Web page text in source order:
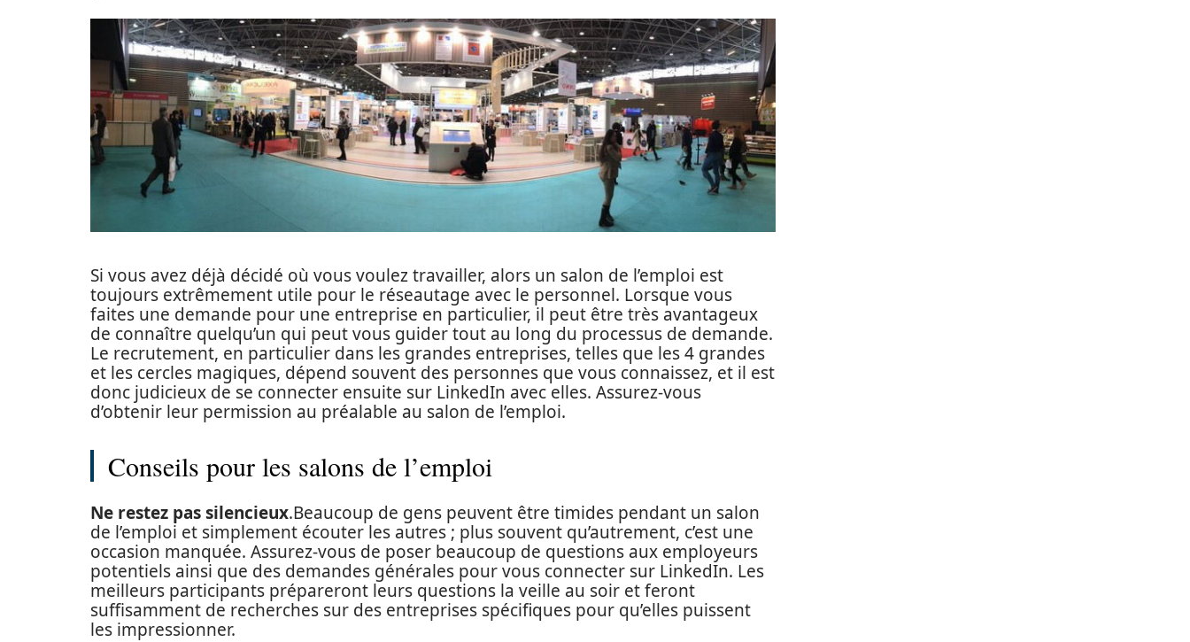
Si vous avez déjà décidé où vous voulez travailler, alors un salon de l’emploi est
toujours extrêmement utile pour le réseautage avec le personnel. Lorsque vous
faites une demande pour une entreprise en particulier, il peut être très avantageux
de connaître quelqu’un qui peut vous guider tout au long du processus de demande.
Le recrutement, en particulier dans les grandes entreprises, telles que les 4 grandes
et les cercles magiques, dépend souvent des personnes que vous connaissez, et il est
donc judicieux de se connecter ensuite sur LinkedIn avec elles. Assurez-vous
d’obtenir leur permission au préalable au salon de l’emploi.
Conseils pour les salons de l’emploi
Ne restez pas silencieux.Beaucoup de gens peuvent être timides pendant un salon
de l’emploi et simplement écouter les autres ; plus souvent qu’autrement, c’est une
occasion manquée. Assurez-vous de poser beaucoup de questions aux employeurs
potentiels ainsi que des demandes générales pour vous connecter sur LinkedIn. Les
meilleurs participants prépareront leurs questions la veille au soir et feront
suffisamment de recherches sur des entreprises spécifiques pour qu’elles puissent
les impressionner.